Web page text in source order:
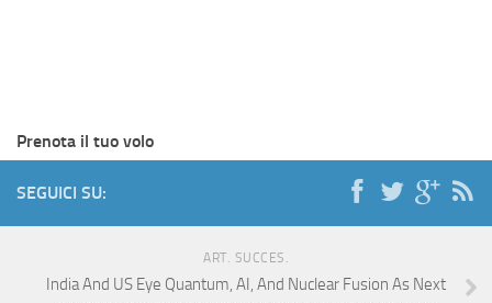
Prenota il tuo volo
SEGUICI SU:
ART. SUCCES.
India And US Eye Quantum, AI, And Nuclear Fusion As Next